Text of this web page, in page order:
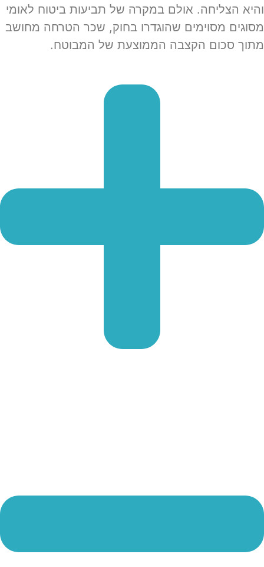
והיא הצליחה. אולם במקרה של תביעות ביטוח לאומי
מסוגים מסוימים שהוגדרו בחוק, שכר הטרחה מחושב
מתוך סכום הקצבה הממוצעת של המבוטח.